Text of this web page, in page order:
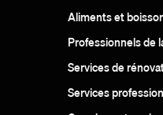
Aliments et
Professionnels de
Services de
Services